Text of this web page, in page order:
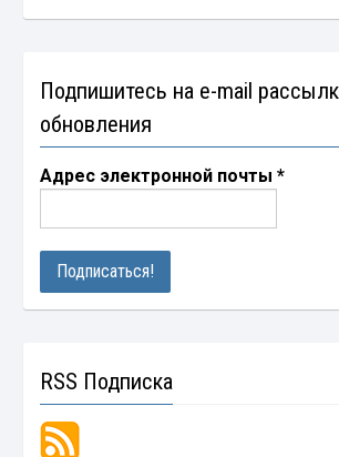
Подпишитесь на e-mail
обновления
Адрес электронной почты*
RSS Подписка